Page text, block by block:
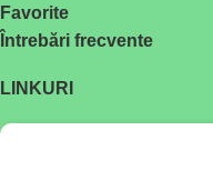
Favorite
Întrebări frecvente
LINKURI